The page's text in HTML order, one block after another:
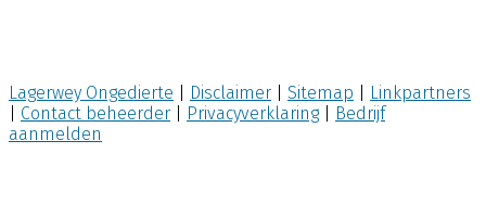
Lagerwey Ongedierte Disclaimer Sitemap
Linkpartners
Contact beheerder Privacyverklaring|
Bedrijf
aanmelden